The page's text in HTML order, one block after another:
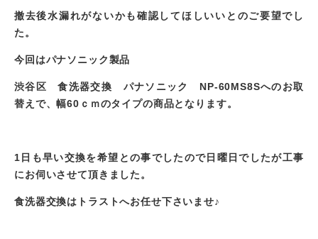
撤去後水漏れがないかも確認してほしいいとのご要望でし
た。
今回はパナソニック製品
渋谷区 食洗器交換 パナソニック NP-60MS8Sへのお取
替えで、幅60ｃｍのタイプの商品となります。
1日も早い交換を希望との事でしたので日曜日でしたが工事
にお伺いさせて頂きました。
食洗器交換はトラストへお任せ下さいませ♪